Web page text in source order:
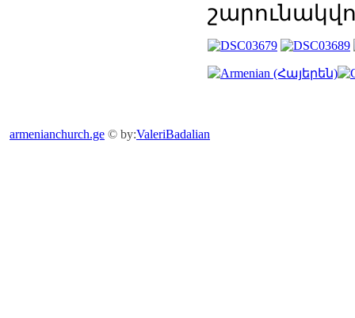
armenianchurch.ge © by:ValeriBadalian